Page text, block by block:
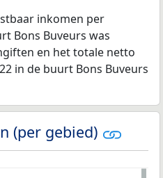
inkomen per
Bons Buveurs was
en het totale netto
in de buurt Bons Buveurs
(per gebied)